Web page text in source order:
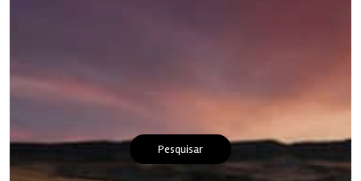
Pesquisar